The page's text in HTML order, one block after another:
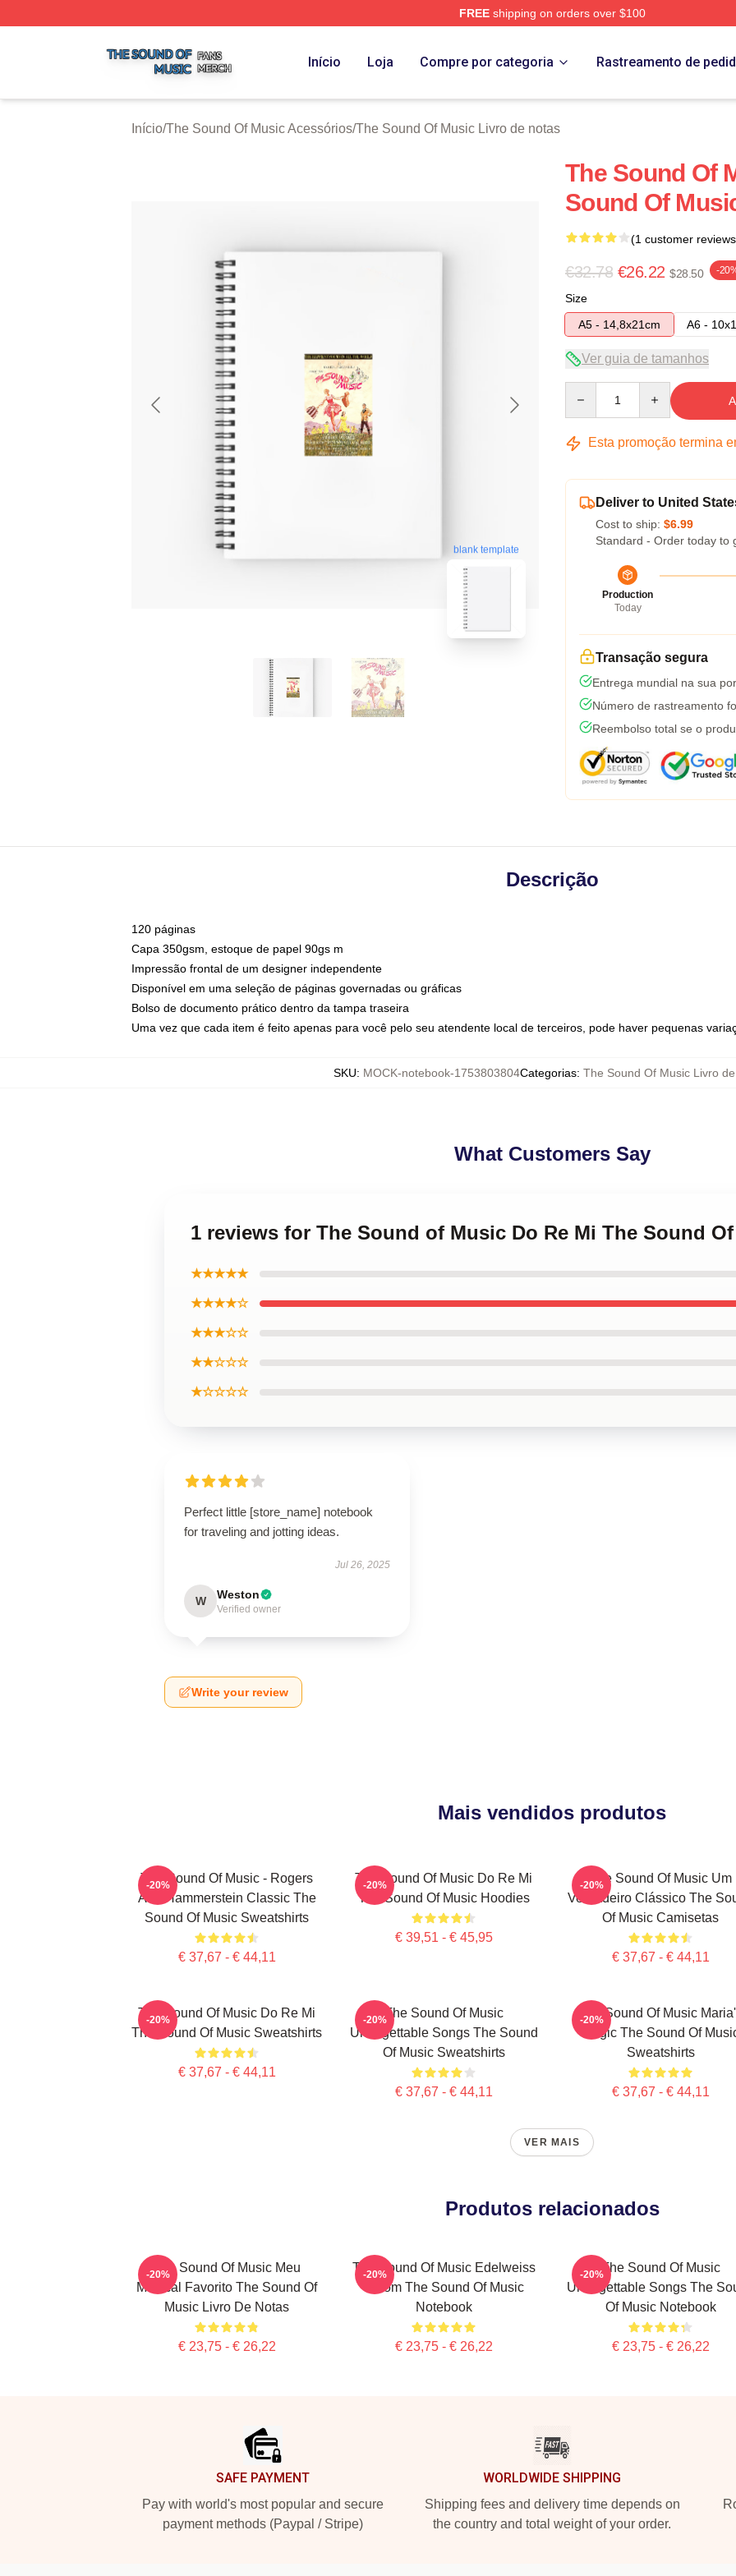
FREEshipping on orders over $100
Início Loja Compre por categoria Rastreamento de
Início/The Sound Of Music Acessórios/The Sound Of Music Livro de notas
blank template
The Sound Of
Sound Of
(1 customer
€32.78 €26.22 $28.50 -
Size
A5 - 14,8x21cm
A6 -
Ver guia de tamanhos
Esta promoção termina
Deliver to United
Cost to ship: $6.99
Standard - Order today to
Production
Today
Transação segura
Entrega mundial na sua
Número de rastreamento
Reembolso total se o
Descrição
120 páginas
Capa 350gsm, estoque de papel 90gs m
Impressão frontal de um designer independente
Disponível em uma seleção de páginas governadas ou gráficas
Bolso de documento prático dentro da tampa traseira
Uma vez que cada item é feito apenas para você pelo seu atendente local de terceiros, pode haver pequenas
SKU: MOCK-notebook-1753803804Categorias: The Sound Of Music Livro
What Customers Say
1 reviews for The Sound of Music Do Re Mi The Sound
★★★★★
★★★★☆
★★★☆☆
★★☆☆☆
★☆☆☆☆
Perfect little [store_name] notebook
for traveling and jotting ideas.
Jul 26, 2025
W Weston
Verified owner
Write your review
Mais vendidos produtos
The Sound Of Music - Rogers
And Hammerstein Classic The
Sound Of Music Sweatshirts
€ 37,67 - € 44,11
-20%
The Sound Of Music Do Re Mi
The Sound Of Music Hoodies
€ 39,51 - € 45,95
-20%
The Sound Of Music Um
Verdadeiro Clássico The
Of Music Camisetas
€ 37,67 - € 44,11
-20%
The Sound Of Music Do Re Mi
The Sound Of Music Sweatshirts
€ 37,67 - € 44,11
-20%
The Sound Of Music
Unforgettable Songs The Sound
Of Music Sweatshirts
€ 37,67 - € 44,11
-20%
The Sound Of Music
Magic The Sound Of
Sweatshirts
€ 37,67 - € 44,11
-20%
VER MAIS
Produtos relacionados
The Sound Of Music Meu
Musical Favorito The Sound Of
Music Livro De Notas
€ 23,75 - € 26,22
-20%
The Sound Of Music Edelweiss
Bloom The Sound Of Music
Notebook
€ 23,75 - € 26,22
-20%
The Sound Of Music
Unforgettable Songs The
Of Music Notebook
€ 23,75 - € 26,22
-20%
SAFE PAYMENT
Pay with world's most popular and secure
payment methods (Paypal / Stripe)
WORLDWIDE SHIPPING
Shipping fees and delivery time depends on
the country and total weight of your order.